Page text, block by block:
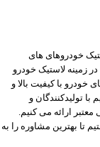
خودروهای های
زمینه لاستیک خودرو
های خودرو با کیفیت بالا و
تولیدکنندگان و
معتبر ارائه می کنیم.
تا بهترین مشاوره را به